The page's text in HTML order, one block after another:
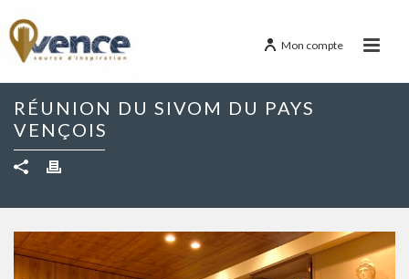
Mon compte
RÉUNION DU SIVOM DU PAYS
VENÇOIS